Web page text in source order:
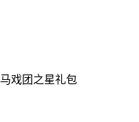
戏团之星礼包